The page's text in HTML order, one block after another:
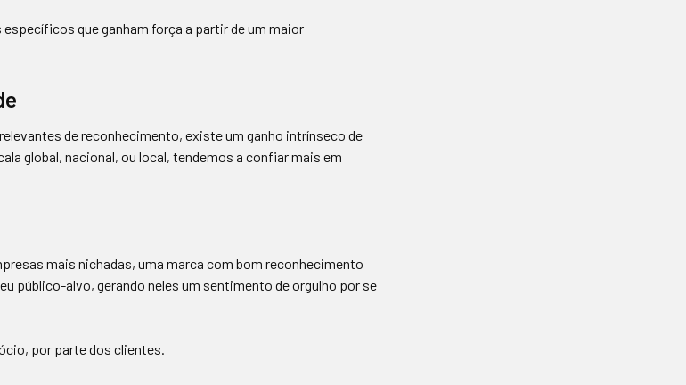
que ganham força a partir de um maior
de reconhecimento, existe um ganho intrínseco de
global, nacional, ou local, tendemos a confiar mais em
mais nichadas, uma marca com bom reconhecimento
público-alvo, gerando neles um sentimento de orgulho por se
por parte dos clientes.